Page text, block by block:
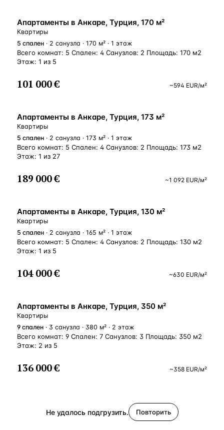
ВНЖ
Апартаменты в Анкаре, Турция, 170 м²
Квартиры
5 спален · 2 санузла · 170 м² · 1 этаж
Всего комнат: 5 Спален: 4 Санузлов: 2 Площадь: 170 м2
Этаж: 1 из 5
101 000 € ~594 EUR/м²
ВНЖ
Апартаменты в Анкаре, Турция, 173 м²
Квартиры
5 спален · 2 санузла · 173 м² · 1 этаж
Всего комнат: 5 Спален: 4 Санузлов: 2 Площадь: 173 м2
Этаж: 1 из 27
189 000 € ~1 092 EUR/м²
ВНЖ
Апартаменты в Анкаре, Турция, 130 м²
Квартиры
5 спален · 2 санузла · 165 м² · 1 этаж
Всего комнат: 5 Спален: 4 Санузлов: 2 Площадь: 130 м2
Этаж: 1 из 5
104 000 € ~630 EUR/м²
ВНЖ
Апартаменты в Анкаре, Турция, 350 м²
Квартиры
9 спален · 3 санузла · 380 м² · 2 этаж
Всего комнат: 9 Спален: 7 Санузлов: 3 Площадь: 350 м2
Этаж: 2 из 5
136 000 € ~358 EUR/м²
Не удалось подгрузить. Повторить